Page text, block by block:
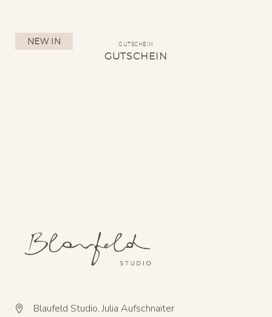
NEW IN GUTSCHEIN
GUTSCHEIN


Blaufeld Studio, Julia Aufschnaiter